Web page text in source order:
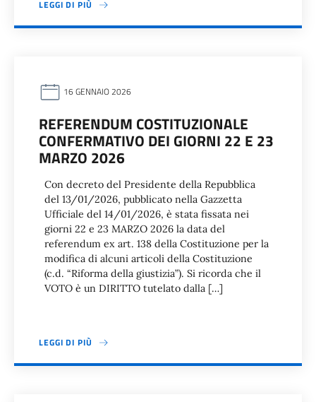
LEGGI DI PIÙ
16 GENNAIO 2026
REFERENDUM COSTITUZIONALE
CONFERMATIVO DEI GIORNI 22 E 23
MARZO 2026
Con decreto del Presidente della Repubblica
del 13/01/2026, pubblicato nella Gazzetta
Ufficiale del 14/01/2026, è stata fissata nei
giorni 22 e 23 MARZO 2026 la data del
referendum ex art. 138 della Costituzione per la
modifica di alcuni articoli della Costituzione
(c.d. “Riforma della giustizia”). Si ricorda che il
VOTO è un DIRITTO tutelato dalla […]
LEGGI DI PIÙ